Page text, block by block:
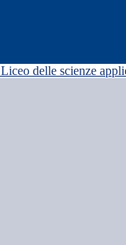
Liceo delle scienze